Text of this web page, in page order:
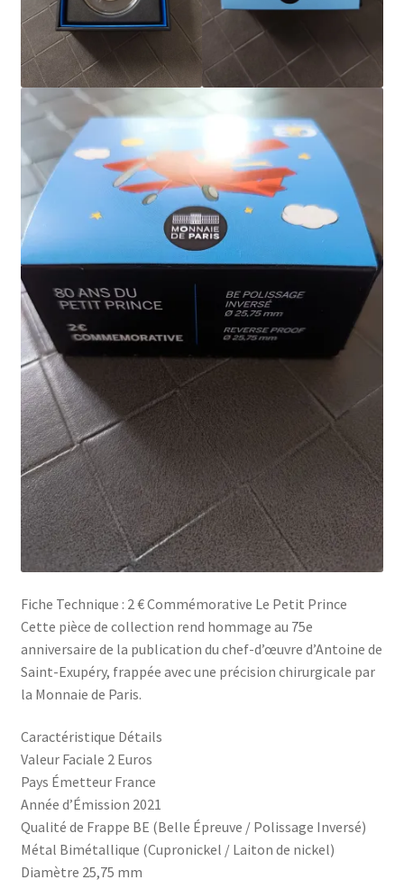
Fiche Technique : 2 € Commémorative Le Petit Prince
Cette pièce de collection rend hommage au 75e
anniversaire de la publication du chef-d’œuvre d’Antoine de
Saint-Exupéry, frappée avec une précision chirurgicale par
la Monnaie de Paris.
Caractéristique Détails
Valeur Faciale 2 Euros
Pays Émetteur France
Année d’Émission 2021
Qualité de Frappe BE (Belle Épreuve / Polissage Inversé)
Métal Bimétallique (Cupronickel / Laiton de nickel)
Diamètre 25,75 mm